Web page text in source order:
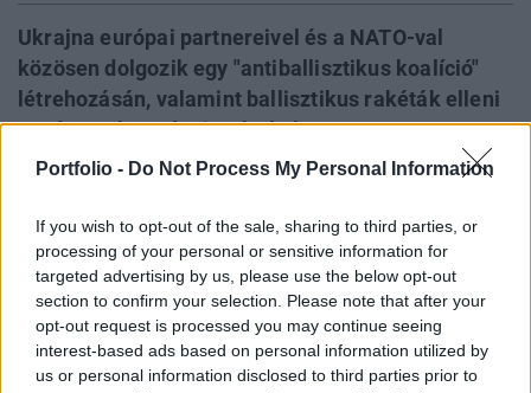
Portfolio - Do Not Process My Personal Information
If you wish to opt-out of the sale, sharing to third parties, or
processing of your personal or sensitive information for
targeted advertising by us, please use the below opt-out
section to confirm your selection. Please note that after your
opt-out request is processed you may continue seeing
interest-based ads based on personal information utilized by
us or personal information disclosed to third parties prior to
Ukrajna európai partnereivel és a NATO-val
közösen dolgozik egy "antiballisztikus koalíció"
létrehozásán, valamint ballisztikus rakéták elleni
rendszerek európai gyártásán. A
nemzetbiztonsági tanácsadók szintjén tartott
részt, valamint képviseltette magát a NATO
főtitkárának hivatala is - közölte Volodimir
Zelenszkij ukrán elnök kedden a Telegramon
közzétett videóüzenetében.
"Szeretnék köszönetet mondani európai partnereinknek: